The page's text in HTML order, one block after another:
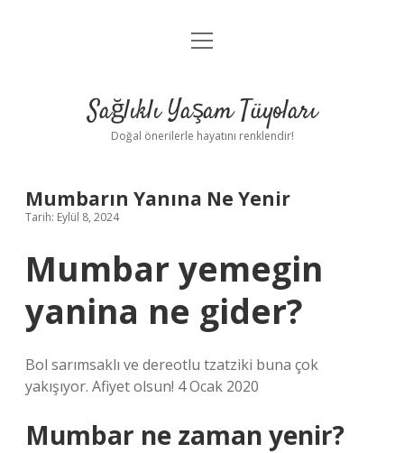
Anasayfa
Yasal Uyarı
menüyü
Sağlıklı Yaşam Tüyoları
Doğal önerilerle hayatını renklendir!
Mumbarın Yanına Ne Yenir
Tarih: Eylül 8, 2024
Mumbar yemegin
yanina ne gider?
Bol sarımsaklı ve dereotlu tzatziki buna çok
yakışıyor. Afiyet olsun! 4 Ocak 2020
Mumbar ne zaman yenir?